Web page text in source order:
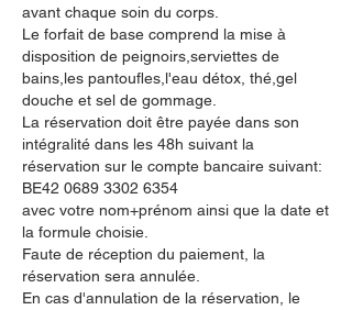
avant chaque soin du corps.
Le forfait de base comprend la mise à
disposition de peignoirs,serviettes de
bains,les pantoufles,l'eau détox, thé,gel
douche et sel de gommage.
La réservation doit être payée dans son
intégralité dans les 48h suivant la
réservation sur le compte bancaire suivant:
BE42 0689 3302 6354
avec votre nom+prénom ainsi que la date et
la formule choisie.
Faute de réception du paiement, la
réservation sera annulée.
En cas d'annulation de la réservation, le